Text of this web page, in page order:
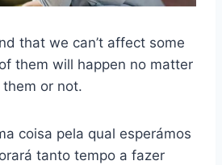
that we can’t affect some
them will happen no matter
or not.
coisa pela qual esperámos
tanto tempo a fazer